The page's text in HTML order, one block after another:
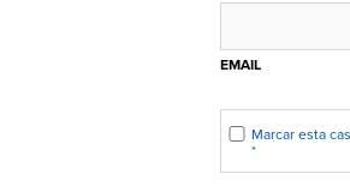
EMAIL
Marcar esta
*